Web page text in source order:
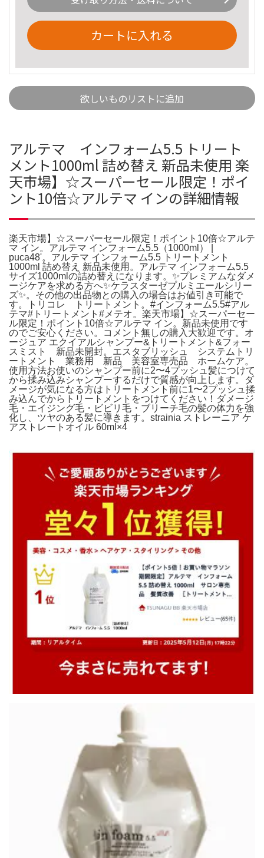
カートに入れる
欲しいものリストに追加
アルテマ インフォーム5.5 トリート
メント1000ml 詰め替え 新品未使用 楽
天市場】☆スーパーセール限定！ポイ
ント10倍☆アルテマ インの詳細情報
楽天市場】☆スーパーセール限定！ポイント10倍☆アルテ
マ イン。アルテマ インフォーム5.5（1000ml） |
puca48'。アルテマ インフォーム5.5 トリートメント
1000ml 詰め替え 新品未使用。アルテマ インフォーム5.5
サイズ1000mlの詰め替えになります。✨プレミアムなダメ
ージケアを求める方へ✨ケラスターゼプルミエールシリー
ズ✨。その他の出品物との購入の場合はお値引き可能で
す。トリコレ トリートメント。#インフォーム5.5#アル
テマ#トリートメント#メテオ。楽天市場】☆スーパーセー
ル限定！ポイント10倍☆アルテマ イン。新品未使用です
のでご安心ください。コメント無しの購入大歓迎です。オ
ージュア エクイアルシャンプー&トリートメント&フォー
スミスト 新品未開封。エスタブリッシュ システムトリ
ートメント 業務用 新品 美容室専売品 ホームケア。
使用方法お使いのシャンプー前に2〜4プッシュ髪につけて
から揉み込みシャンプーするだけで質感が向上します。ダ
メージが気になる方はトリートメント前に1〜2プッシュ揉
み込んでからトリートメントをつけてください！ダメージ
毛・エイジング毛・ビビリ毛・ブリーチ毛の髪の体力を強
化し、ツヤのある髪に導きます。strainia ストレーニア ケ
アストレートオイル 60ml×4